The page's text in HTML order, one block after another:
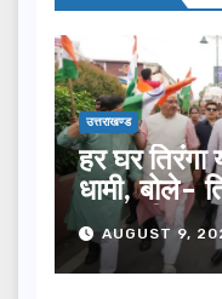
उत्तराखण्ड
हर घर तिरंगा
धामी, बोले-
का प्रतीक
AUGUST 9,